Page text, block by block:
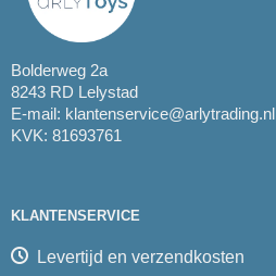
Bolderweg 2a
8243 RD Lelystad
E-mail: klantenservice@arlytrading.nl
KVK: 81693761
KLANTENSERVICE
Levertijd en verzendkosten